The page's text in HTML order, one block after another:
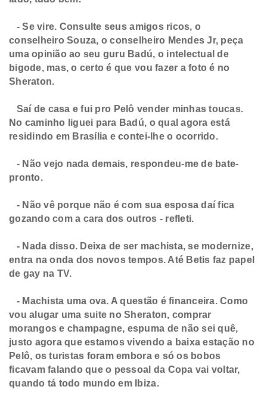
- Se vire. Consulte seus amigos ricos, o
conselheiro Souza, o conselheiro Mendes Jr, peça
uma opinião ao seu guru Badú, o intelectual de
bigode, mas, o certo é que vou fazer a foto é no
Sheraton.
Saí de casa e fui pro Pelô vender minhas toucas.
No caminho liguei para Badú, o qual agora está
residindo em Brasília e contei-lhe o ocorrido.
​- Não vejo nada demais, respondeu-me de bate-
pronto.
- Não vê porque não é com sua esposa daí fica
gozando com a cara dos outros - refleti.
- Nada disso. Deixa de ser machista, se modernize,
entra na onda dos novos tempos. Até Betis faz papel
de gay na TV.
- Machista uma ova. A questão é financeira. Como
vou alugar uma suite no Sheraton, comprar
morangos e champagne, espuma de não sei quê,
justo agora que estamos vivendo a baixa estação no
Pelô, os turistas foram embora e só os bobos
ficavam falando que o pessoal da Copa vai voltar,
quando tá todo mundo em Ibiza.